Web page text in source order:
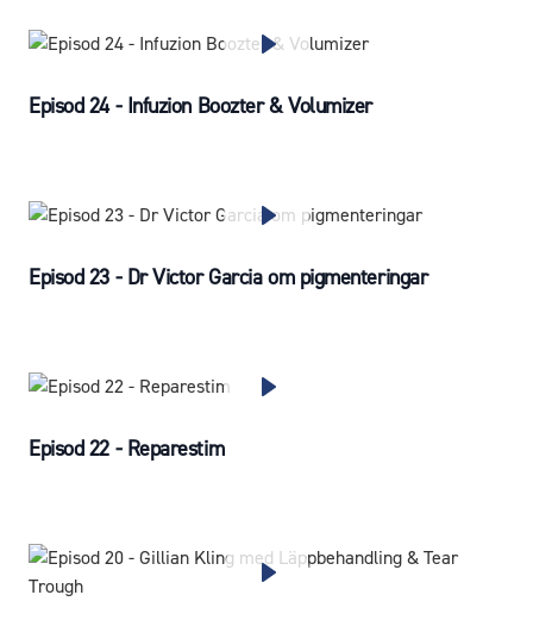
Episod 24 - Infuzion Boozter & Volumizer
Episod 23 - Dr Victor Garcia om pigmenteringar
Episod 22 - Reparestim